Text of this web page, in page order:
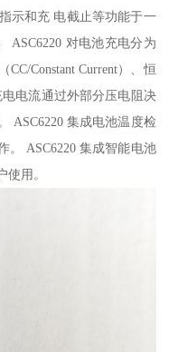
示和充 电截止等功能于一
ASC6220 对电池充电分为
Constant Current）、恒
电电流通过外部分压电阻决
ASC6220 集成电池温度检
。 ASC6220 集成智能电池
用。